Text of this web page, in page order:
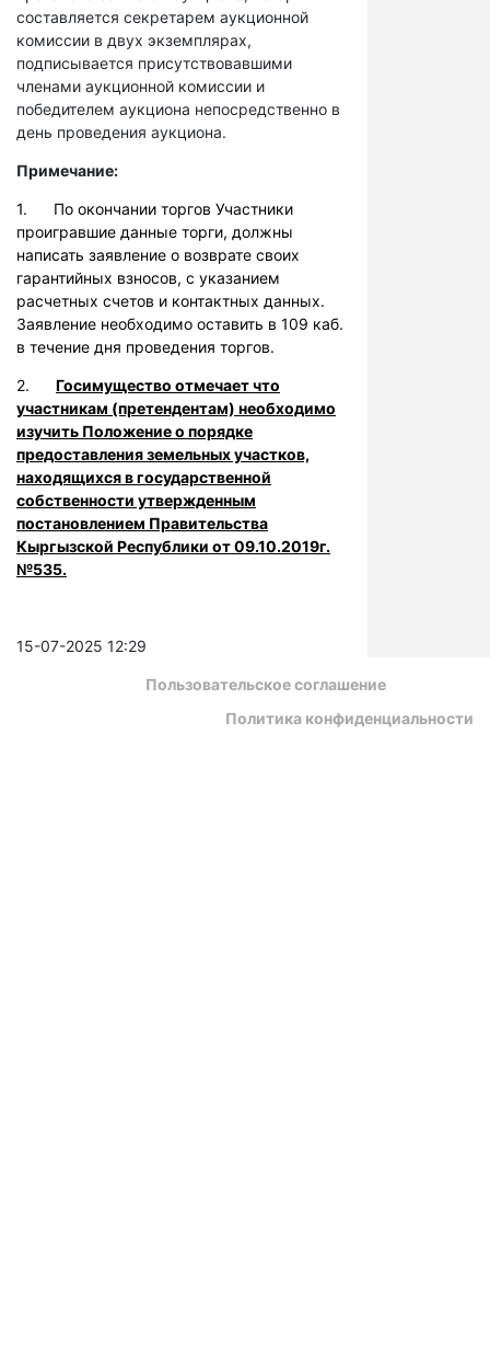
составляется секретарем аукционной
комиссии в двух экземплярах,
подписывается присутствовавшими
членами аукционной комиссии и
победителем аукциона непосредственно в
день проведения аукциона.
Примечание:
1. По окончании торгов Участники
проигравшие данные торги, должны
написать заявление о возврате своих
гарантийных взносов, с указанием
расчетных счетов и контактных данных.
Заявление необходимо оставить в 109 каб.
в течение дня проведения торгов.
2. Госимущество отмечает что
участникам (претендентам) необходимо
изучить Положение о порядке
предоставления земельных участков,
находящихся в государственной
собственности утвержденным
постановлением Правительства
Кыргызской Республики от 09.10.2019г.
№535.
15-07-2025 12:29
Пользовательское соглашение
Политика конфиденциальности